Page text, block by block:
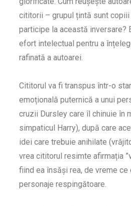
cititorii – grupul țintă sunt
participe la această inversare?
efort intelectual pentru a
rafinată a autoarei.
Cititorul va fi transpus într-o
emoțională puternică a unui
cruzii Dursley care îl chinuie în
simpaticul Harry), după care
idei care trebuie anihilate
vrea cititorul resimte afirmația
fiind ea însăși rea, de vreme
personaje respingătoare.